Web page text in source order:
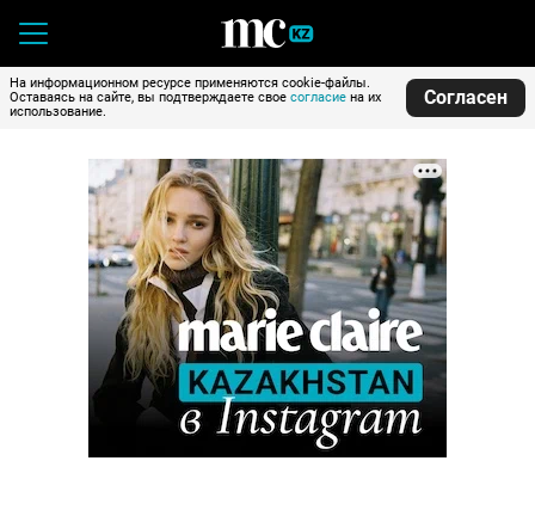
На информационном ресурсе применяются cookie-файлы.
Оставаясь на сайте, вы подтверждаете свое согласие на их
использование.
Согласен